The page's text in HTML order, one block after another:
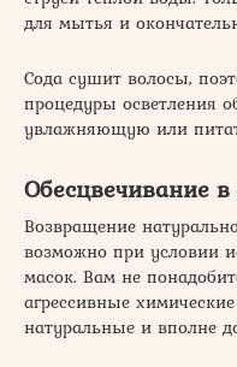
для мытья и
Сода сушит волосы,
процедуры осветления
увлажняющую или
Обесцвечивание
Возвращение
возможно при условии
масок. Вам не
агрессивные
натуральные и вполне